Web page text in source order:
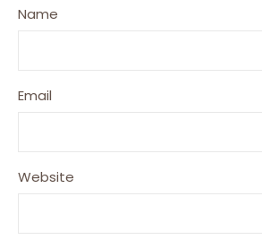
Name
Email
Website